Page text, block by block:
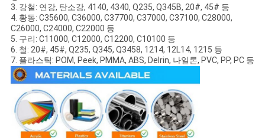
십
시
오
사
3. 강철: 연강, 탄소강, 4140, 4340, Q235, Q345B, 20#, 45# 등
4. 황동: C35600, C36000, C37700, C37000, C37100, C28000,
C26000, C24000, C22000 등
5. 구리: C11000, C12000, C12200, C10100 등
6. 철: 20#, 45#, Q235, Q345, Q3458, 1214, 12L14, 1215 등
7. 플라스틱: POM, Peek, PMMA, ABS, Delrin, 나일론, PVC, PP, PC 등